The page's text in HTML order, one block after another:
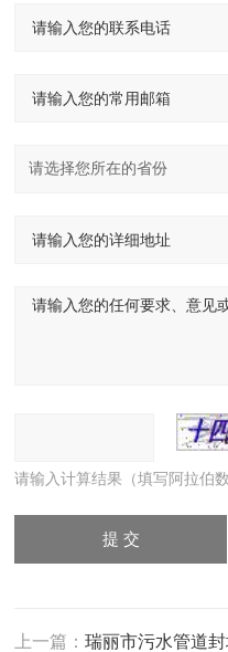
请输入计算结果（填写阿拉伯
上一篇：瑞丽市污水管道